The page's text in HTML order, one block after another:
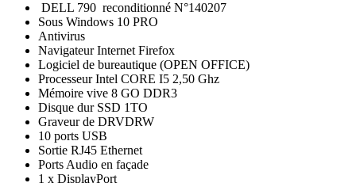
DELL 790 reconditionné N°140207
Sous Windows 10 PRO
Antivirus
Navigateur Internet Firefox
Logiciel de bureautique (OPEN OFFICE)
Processeur Intel CORE I5 2,50 Ghz
Mémoire vive 8 GO DDR3
Disque dur SSD 1TO
Graveur de DRVDRW
10 ports USB
Sortie RJ45 Ethernet
Ports Audio en façade
1 x DisplayPort